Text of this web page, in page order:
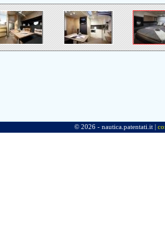
© 2026 - nautica.patentati.it |